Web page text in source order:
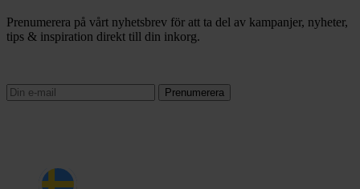
Prenumerera på vårt nyhetsbrev för att ta del av kampanjer, nyheter,
tips & inspiration direkt till din inkorg.
Prenumerera